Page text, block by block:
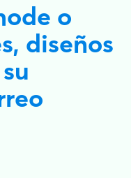
o
diseños